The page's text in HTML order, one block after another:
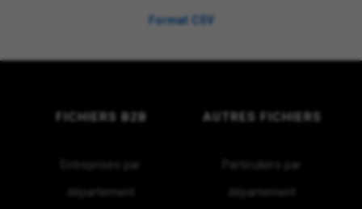
Format CSV
FICHIERS B2B
Entreprises par
département
AUTRES FICHIERS
Particuliers par
département